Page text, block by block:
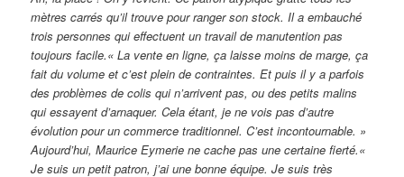
mètres carrés qu’il trouve pour ranger son stock. Il a embauché
trois personnes qui effectuent un travail de manutention pas
toujours facile.« La vente en ligne, ça laisse moins de marge, ça
fait du volume et c’est plein de contraintes. Et puis il y a parfois
des problèmes de colis qui n’arrivent pas, ou des petits malins
qui essayent d’arnaquer. Cela étant, je ne vois pas d’autre
évolution pour un commerce traditionnel. C’est incontournable. »
Aujourd’hui, Maurice Eymerie ne cache pas une certaine fierté.«
Je suis un petit patron, j’ai une bonne équipe. Je suis très